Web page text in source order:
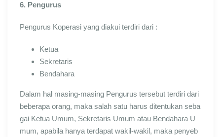
6. Pengurus
Pengurus Koperasi yang diakui terdiri dari :
Ketua
Sekretaris
Bendahara
Dalam hal masing-masing Pengurus tersebut terdiri dari
beberapa orang, maka salah satu harus ditentukan seba
gai Ketua Umum, Sekretaris Umum atau Bendahara U
mum, apabila hanya terdapat wakil-wakil, maka penyeb